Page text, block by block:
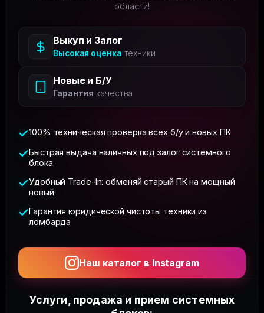
области!
Выкуп и Залог
Высокая оценка техники
Новые и Б/У
Гарантия качества
100% техническая проверка всех б/у и новых ПК
Быстрая выдача наличных под залог системного
блока
Удобный Trade-In: обменяй старый ПК на мощный
новый
Гарантия юридической чистоты техники из
ломбарда
Наш каталог в Instagram
Услуги, продажа и прием системных